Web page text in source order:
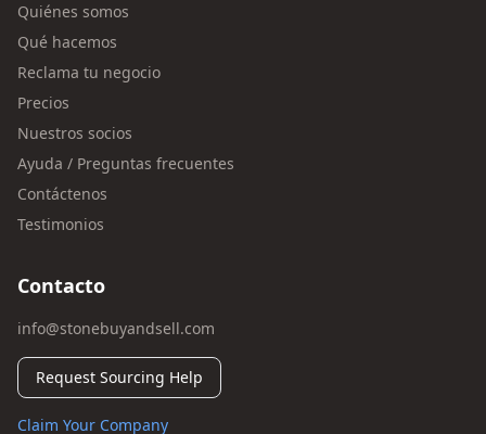
Quiénes somos
Qué hacemos
Reclama tu negocio
Precios
Nuestros socios
Ayuda / Preguntas frecuentes
Contáctenos
Testimonios
Contacto
info@stonebuyandsell.com
Request Sourcing Help
Claim Your Company